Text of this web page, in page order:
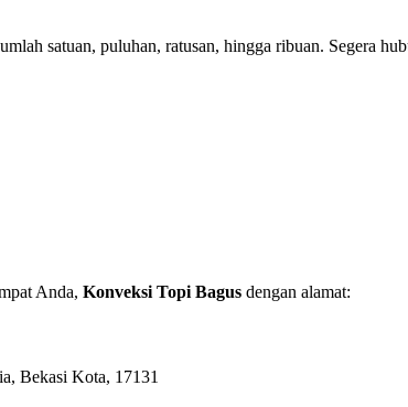
satuan, puluhan, ratusan, hingga ribuan. Segera
Anda, Konveksi Topi Bagus dengan alamat:
Bekasi Kota, 17131